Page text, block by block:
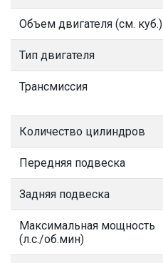
Объем двигателя (см. куб.)
Тип двигателя
Трансмиссия
Количество цилиндров
Передняя подвеска
Задняя подвеска
Максимальная мощность
(л.с./об.мин)